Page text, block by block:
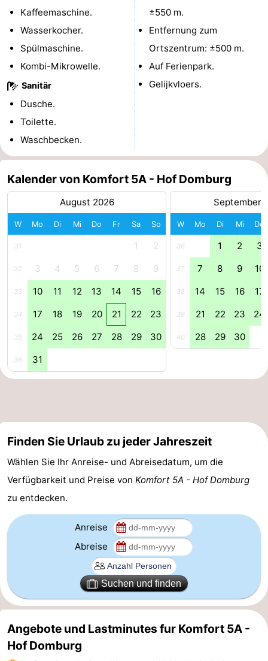
Zierikzee
-
Oosterschelde
Burgh
Haamstede
-
Natur
Kop
van
Walcheren
-
Veere
-
Oranjezon
Oostkapelle
-
de
Mantelingen
Westkapelle
Zoutelande
Walcherse
Dishoek
-
Middelburg
Zeeuws-
Nieuwvliet
-
Sluis
Cadzand
-
Het
Zwin
Kontakt
Kaffeemaschine.
Wasserkocher.
Spülmaschine.
Kombi-Mikrowelle.
Sanitär
Dusche.
Toilette.
Waschbecken.
±550 m.
Entfernung zum
Ortszentrum: ±500 m.
Auf Ferienpark.
Gelijkvloers.
Kalender von Komfort 5A - Hof Domburg
August 2026
W Mo Di Mi Do Fr Sa So
31 1 2
32 3 4 5 6 7 8 9
33 10 11 12 13 14 15 16
34 17 18 19 20 21 22 23
35 24 25 26 27 28 29 30
36 31
September
W Mo Di Mi Do
36 1 2 3
37 7 8 9 10
38 14 15 16 17
39 21 22 23 24
40 28 29 30
Finden Sie Urlaub zu jeder Jahreszeit
Wählen Sie Ihr Anreise- und Abreisedatum, um die
Verfügbarkeit und Preise von Komfort 5A - Hof Domburg
zu entdecken.
Anreise
Abreise
Suchen und finden
Angebote und Lastminutes fur Komfort 5A -
Hof Domburg